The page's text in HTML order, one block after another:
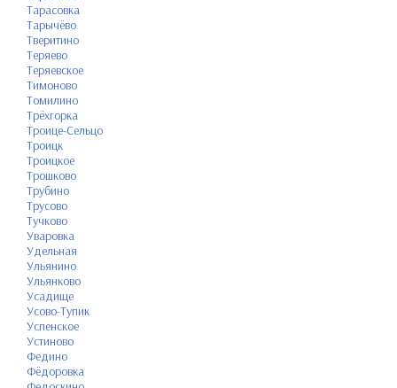
Тарасовка
Тарычёво
Тверитино
Теряево
Теряевское
Тимоново
Томилино
Трёхгорка
Троице-Сельцо
Троицк
Троицкое
Трошково
Трубино
Трусово
Тучково
Уваровка
Удельная
Ульянино
Ульянково
Усадище
Усово-Тупик
Успенское
Устиново
Федино
Фёдоровка